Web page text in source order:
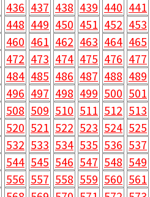
436 437 438 439 440 441
448 449 450 451 452 453
460 461 462 463 464 465
472 473 474 475 476 477
484 485 486 487 488 489
496 497 498 499 500 501
508 509 510 511 512 513
520 521 522 523 524 525
532 533 534 535 536 537
544 545 546 547 548 549
556 557 558 559 560 561